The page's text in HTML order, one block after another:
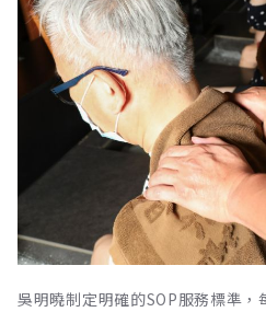
吳明曉制定明確的SOP服務標準